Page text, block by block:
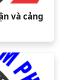
và cảng